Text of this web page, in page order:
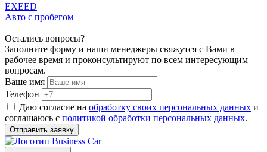
EXEED
Авто с пробегом
Остались вопросы?
Заполните форму и наши менеджеры свяжутся с Вами в
рабочее время и проконсультируют по всем интересующим
вопросам.
Ваше имя
Телефон
Даю согласие на обработку своих персональных данных и
соглашаюсь с политикой обработки персональных данных.
Отправить заявку